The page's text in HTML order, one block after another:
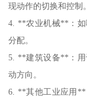
现动作的切换和控制。
4. **农业机械**：如
分配。
5. **建筑设备**：用
动方向。
6. **其他工业应用**